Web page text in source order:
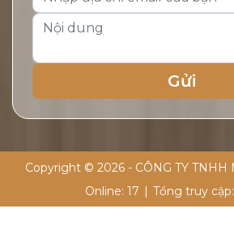
Copyright © 2026 - CÔNG TY TNHH
Online: 17 Tổng truy cập: